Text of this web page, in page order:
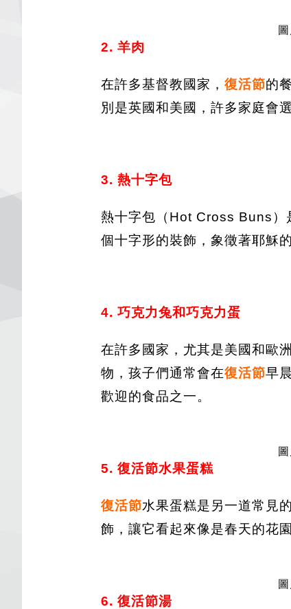
2. 羊肉
在許多基督教國家， 復活節的
別是英國和美國，許多家庭會
3. 熱十字包
熱十字包（Hot Cross Buns）
個十字形的裝飾，象徵著耶穌
4. 巧克力兔和巧克力蛋
在許多國家，尤其是美國和歐洲
物，孩子們通常會在復活節早
歡迎的食品之一。
5. 復活節水果蛋糕
復活節水果蛋糕是另一道常見
飾，讓它看起來像是春天的花
6. 復活節湯